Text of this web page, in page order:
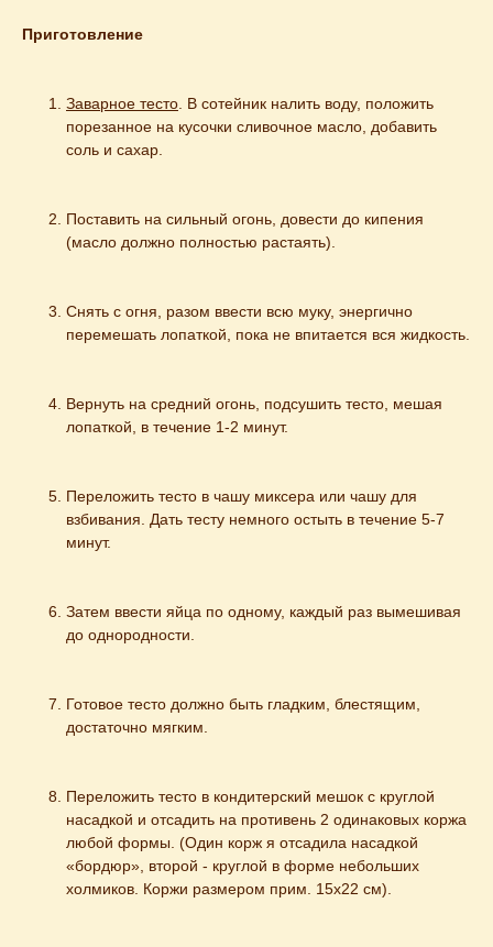
Приготовление
Заварное тесто . В сотейник налить воду, положить
порезанное на кусочки сливочное масло, добавить
соль и сахар.
Поставить на сильный огонь, довести до кипения
(масло должно полностью растаять).
Снять с огня, разом ввести всю муку, энергично
перемешать лопаткой, пока не впитается вся жидкость.
Вернуть на средний огонь, подсушить тесто, мешая
лопаткой, в течение 1-2 минут.
Переложить тесто в чашу миксера или чашу для
взбивания. Дать тесту немного остыть в течение 5-7
минут.
Затем ввести яйца по одному, каждый раз вымешивая
до однородности.
Готовое тесто должно быть гладким, блестящим,
достаточно мягким.
Переложить тесто в кондитерский мешок с круглой
насадкой и отсадить на противень 2 одинаковых коржа
любой формы. (Один корж я отсадила насадкой
«бордюр», второй - круглой в форме небольших
холмиков. Коржи размером прим. 15х22 см).